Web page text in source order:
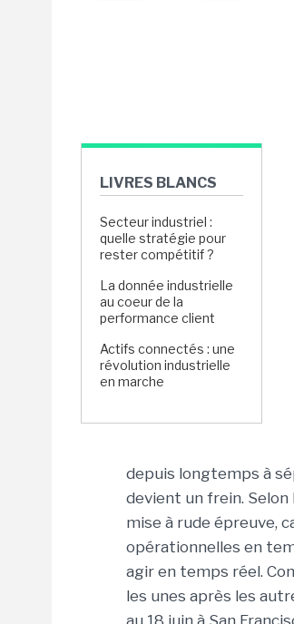
LIVRES BLANCS
Secteur industriel :
quelle stratégie pour
rester compétitif ?
La donnée industrielle
au coeur de la
performance client
Actifs connectés : une
révolution industrielle
en marche
depuis longtemps à
devient un frein.
mise à rude épreuve,
opérationnelles en
agir en temps réel.
les unes après les
au 18 juin à San